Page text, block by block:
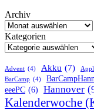
Archiv
Kategorien
Advent (4) Akku (7)
BarCamp (4)
eeePC (6) Hannover
Kalenderwoche